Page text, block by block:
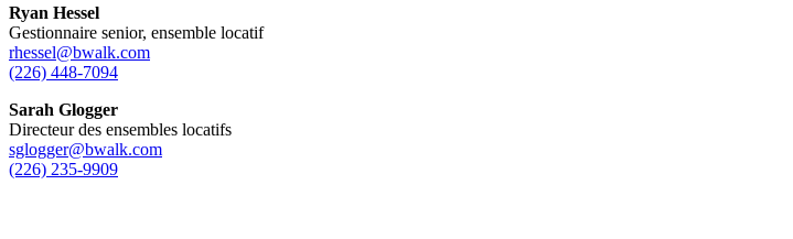
Ryan Hessel
Gestionnaire senior, ensemble locatif
rhessel@bwalk.com
(226) 448-7094
Sarah Glogger
Directeur des ensembles locatifs
sglogger@bwalk.com
(226) 235-9909